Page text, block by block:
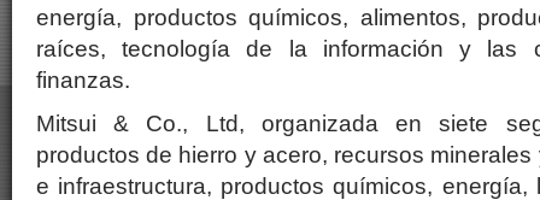
energía, productos químicos, alimentos,
raíces, tecnología de la información y las
finanzas.
Mitsui & Co., Ltd, organizada en siete
productos de hierro y acero, recursos
e infraestructura, productos químicos,